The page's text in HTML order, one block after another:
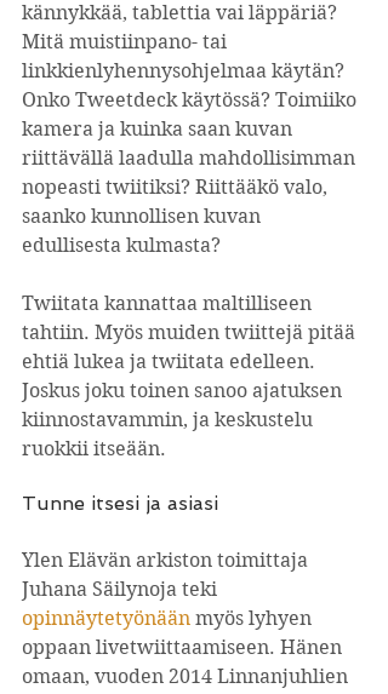
kännykkää, tablettia vai läppäriä?
Mitä muistiinpano- tai
linkkienlyhennysohjelmaa käytän?
Onko Tweetdeck käytössä? Toimiiko
kamera ja kuinka saan kuvan
riittävällä laadulla mahdollisimman
nopeasti twiitiksi? Riittääkö valo,
saanko kunnollisen kuvan
edullisesta kulmasta?
Twiitata kannattaa maltilliseen
tahtiin. Myös muiden twiittejä pitää
ehtiä lukea ja twiitata edelleen.
Joskus joku toinen sanoo ajatuksen
kiinnostavammin, ja keskustelu
ruokkii itseään.
Tunne itsesi ja asiasi
Ylen Elävän arkiston toimittaja
Juhana Säilynoja teki
opinnäytetyönään myös lyhyen
oppaan livetwiittaamiseen. Hänen
omaan, vuoden 2014 Linnanjuhlien